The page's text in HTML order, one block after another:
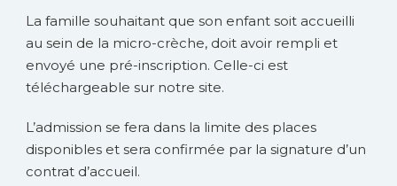
La famille souhaitant que son enfant soit accueilli
au sein de la micro-crèche, doit avoir rempli et
envoyé une pré-inscription. Celle-ci est
téléchargeable sur notre site.
L’admission se fera dans la limite des places
disponibles et sera confirmée par la signature d’un
contrat d’accueil.